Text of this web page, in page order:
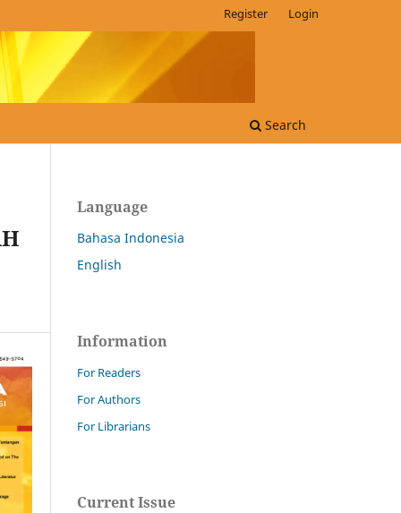
Search
Register Login
Language
Bahasa Indonesia
English
Information
For Readers
For Authors
For Librarians
Current Issue